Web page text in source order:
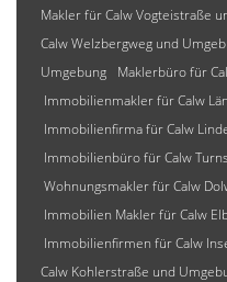
Makler für Calw Vogteistraße
Calw Welzbergweg und
Umgebung
Maklerbüro für
Immobilienmakler für Calw
Immobilienfirma für Calw
Immobilienbüro für Calw
Wohnungsmakler für Calw
Immobilien Makler für Calw
Immobilienfirmen für Calw
Calw Kohlerstraße und